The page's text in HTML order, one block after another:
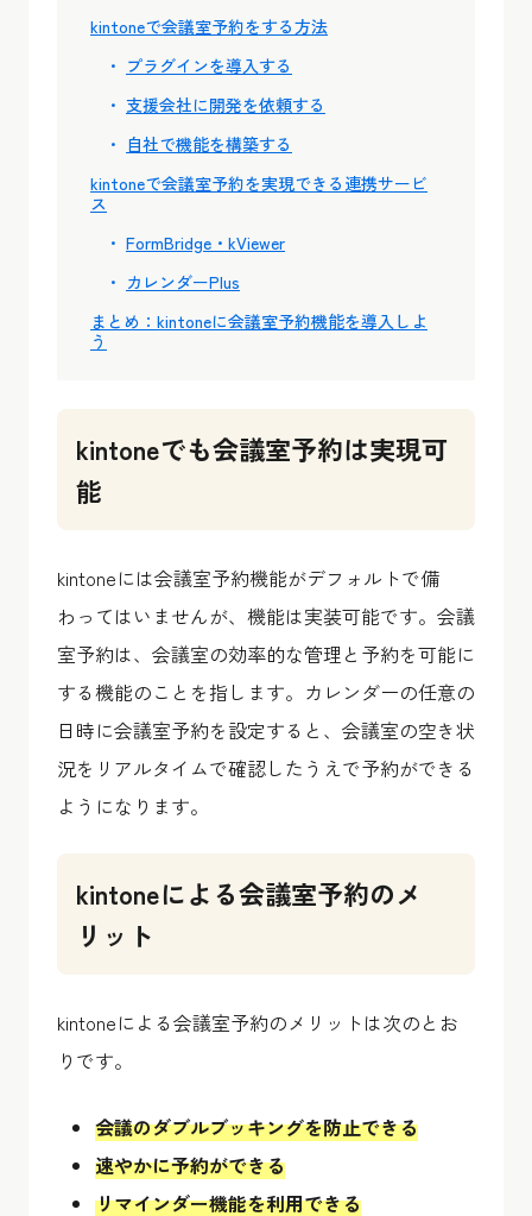
kintoneで会議室予約をする方法
プラグインを導入する
支援会社に開発を依頼する
自社で機能を構築する
kintoneで会議室予約を実現できる連携サービ
ス
FormBridge・kViewer
カレンダーPlus
まとめ：kintoneに会議室予約機能を導入しよ
う
kintoneでも会議室予約は実現可
能
kintoneには会議室予約機能がデフォルトで備
わってはいませんが、機能は実装可能です。会議
室予約は、会議室の効率的な管理と予約を可能に
する機能のことを指します。カレンダーの任意の
日時に会議室予約を設定すると、会議室の空き状
況をリアルタイムで確認したうえで予約ができる
ようになります。
kintoneによる会議室予約のメ
リット
kintoneによる会議室予約のメリットは次のとお
りです。
会議のダブルブッキングを防止できる
速やかに予約ができる
リマインダー機能を利用できる